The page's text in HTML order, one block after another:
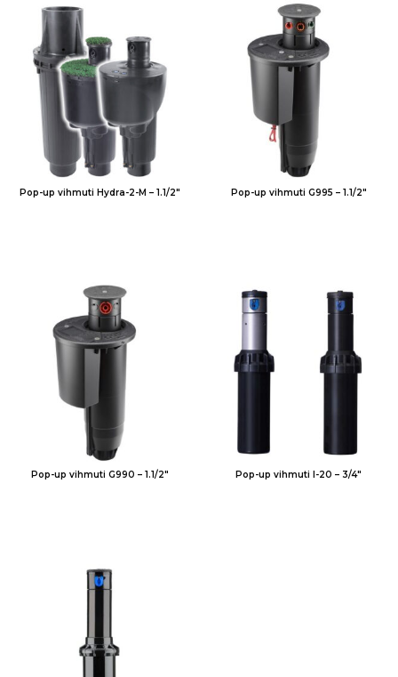
Pop-up vihmuti Hydra-2-M – 1.1/2″ Pop-up vihmuti G995 – 1.1/2″
Pop-up vihmuti G990 – 1.1/2″ Pop-up vihmuti I-20 – 3/4″